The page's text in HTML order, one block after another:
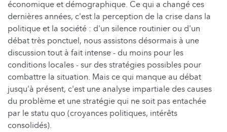
économique et démographique. Ce qui a changé ces
dernières années, c'est la perception de la crise dans la
politique et la société : d'un silence routinier ou d'un
débat très ponctuel, nous assistons désormais à une
discussion tout à fait intense - du moins pour les
conditions locales - sur des stratégies possibles pour
combattre la situation. Mais ce qui manque au débat
jusqu'à présent, c'est une analyse impartiale des causes
du problème et une stratégie qui ne soit pas entachée
par le statu quo (croyances politiques, intérêts
consolidés).